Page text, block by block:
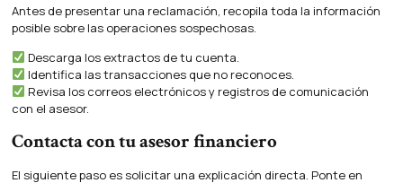
Antes de presentar una reclamación, recopila toda la información
posible sobre las operaciones sospechosas.
Descarga los extractos de tu cuenta.
Identifica las transacciones que no reconoces.
Revisa los correos electrónicos y registros de comunicación
con el asesor.
Contacta con tu asesor financiero
El siguiente paso es solicitar una explicación directa. Ponte en